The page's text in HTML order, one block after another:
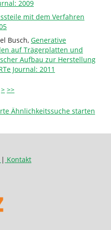
2009
mit dem Verfahren
Busch, Generative
auf Trägerplatten und
Aufbau zur Herstellung
Journal: 2011
> >>
Ähnlichkeitssuche starten
| Kontakt